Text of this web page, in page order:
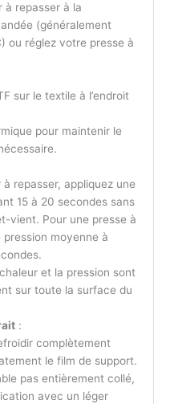
repasser à la
(généralement
ou réglez votre presse à
sur le textile à l’endroit
pour maintenir le
repasser, appliquez une
15 à 20 secondes sans
vient. Pour une presse à
moyenne à
et la pression sont
sur toute la surface du
:
complètement
le film de support.
pas entièrement collé,
avec un léger